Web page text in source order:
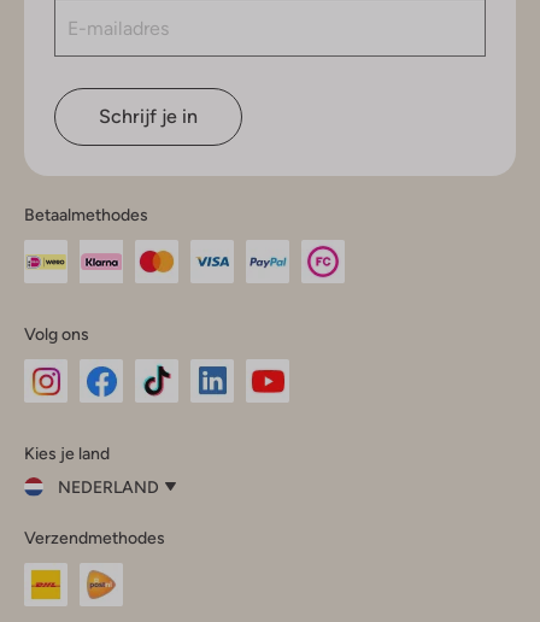
Schrijf je in
Betaalmethodes
Volg ons
InstagramFacebook
Kies je land
NEDERLAND
je
land
Nederland
Verzendmethodes